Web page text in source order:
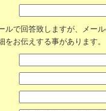
ルで回答致しますが、メー
をお伝えする事があります。